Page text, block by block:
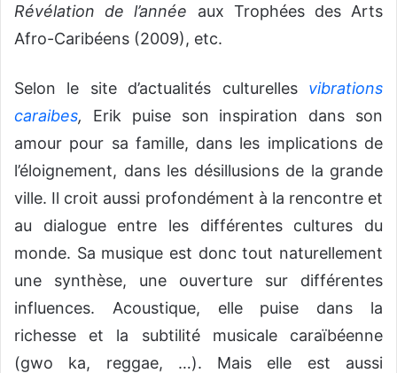
Révélation de l’année aux Trophées des Arts
Afro-Caribéens (2009), etc.
Selon le site d’actualités culturelles vibrations
caraibes, Erik puise son inspiration dans son
amour pour sa famille, dans les implications de
l’éloignement, dans les désillusions de la grande
ville. Il croit aussi profondément à la rencontre et
au dialogue entre les différentes cultures du
monde. Sa musique est donc tout naturellement
une synthèse, une ouverture sur différentes
influences. Acoustique, elle puise dans la
richesse et la subtilité musicale caraïbéenne
(gwo ka, reggae, …). Mais elle est aussi